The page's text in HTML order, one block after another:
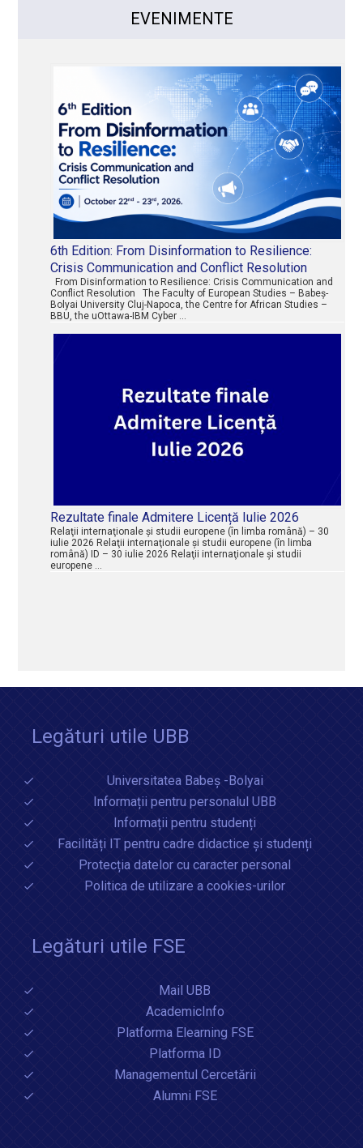
EVENIMENTE
6th Edition: From Disinformation to Resilience:
Crisis Communication and Conflict Resolution
From Disinformation to Resilience: Crisis Communication and
Conflict Resolution The Faculty of European Studies – Babeș-
Bolyai University Cluj-Napoca, the Centre for African Studies –
BBU, the uOttawa-IBM Cyber …
Rezultate finale Admitere Licență Iulie 2026
Relaţii internaţionale şi studii europene (în limba română) – 30
iulie 2026 Relaţii internaţionale şi studii europene (în limba
română) ID – 30 iulie 2026 Relaţii internaţionale şi studii
europene …
Legături utile UBB
Universitatea Babeș -Bolyai
Informații pentru personalul UBB
Informații pentru studenți
Facilități IT pentru cadre didactice și studenți
Protecția datelor cu caracter personal
Politica de utilizare a cookies-urilor
Legături utile FSE
Mail UBB
AcademicInfo
Platforma Elearning FSE
Platforma ID
Managementul Cercetării
Alumni FSE